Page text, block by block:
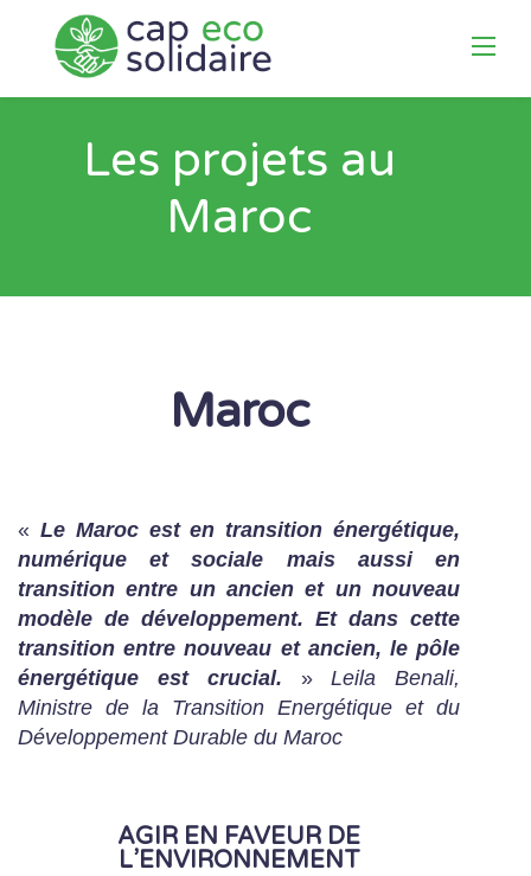
content
Les projets au
Maroc
Maroc
« Le Maroc est en transition énergétique,
numérique et sociale mais aussi en
transition entre un ancien et un nouveau
modèle de développement. Et dans cette
transition entre nouveau et ancien, le pôle
énergétique est crucial. »Leila Benali,
Ministre de la Transition Energétique et du
Développement Durable du Maroc
AGIR EN FAVEUR DE
L’ENVIRONNEMENT